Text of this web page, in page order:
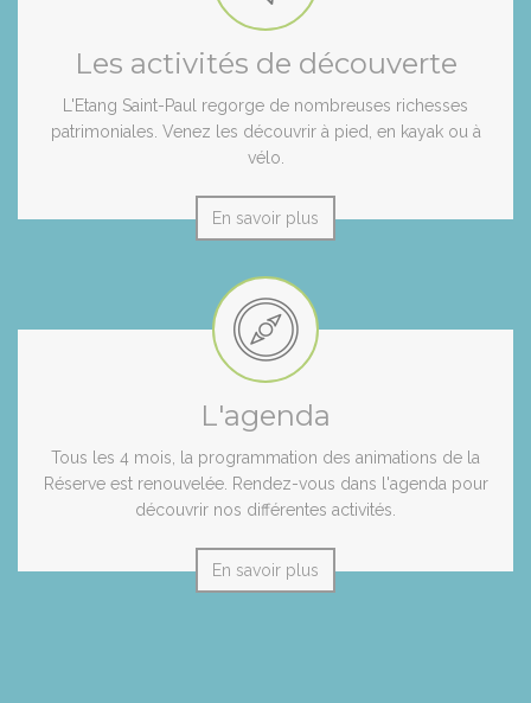
Les activités de découverte
L'Etang Saint-Paul regorge de nombreuses richesses
patrimoniales. Venez les découvrir à pied, en kayak ou à
vélo.
En savoir plus
L'agenda
Tous les 4 mois, la programmation des animations de la
Réserve est renouvelée. Rendez-vous dans l'agenda pour
découvrir nos différentes activités.
En savoir plus